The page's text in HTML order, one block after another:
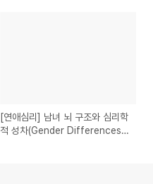
[연애심리] 남녀 뇌 구조와 심리학
적 성차(Gender Differences):